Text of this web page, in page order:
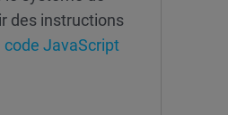
des instructions
JavaScript